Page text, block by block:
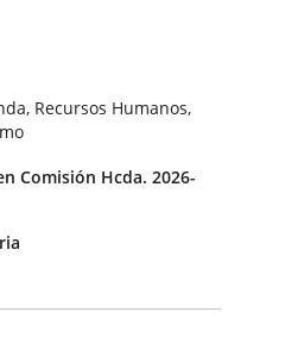
Recursos Humanos,
Comisión Hcda. 2026-
aplicación